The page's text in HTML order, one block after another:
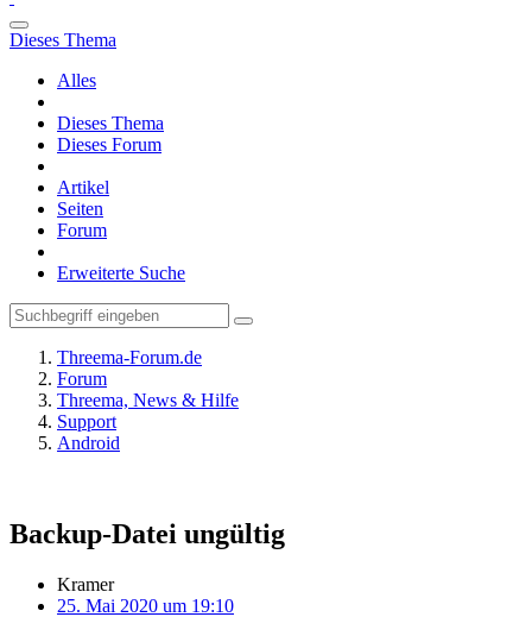
Dieses Thema
Alles
Dieses Thema
Dieses Forum
Artikel
Seiten
Forum
Erweiterte Suche
Threema-Forum.de
Forum
Threema, News & Hilfe
Support
Android
Backup-Datei ungültig
Kramer
25. Mai 2020 um 19:10